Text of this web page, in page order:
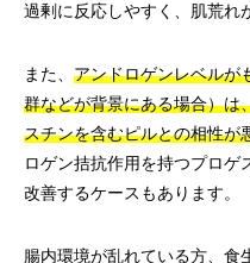
過剰に反応しやすく、肌荒れ
また、 アンドロゲンレベルが
群などが背景にある場合）は
スチンを含むピルとの相性が
ロゲン拮抗作用を持つプロゲ
改善するケースもあります。
腸内環境が乱れている方、食